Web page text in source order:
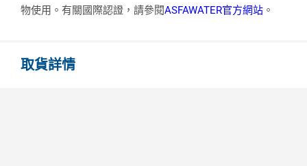
物使用。有關國際認證，請參閱ASFAWATER官方網站 。
取貨詳情